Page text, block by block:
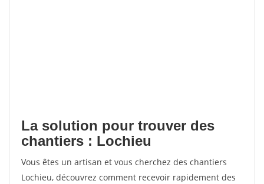
La solution pour trouver des
chantiers : Lochieu
Vous êtes un artisan et vous cherchez des chantiers
Lochieu, découvrez comment recevoir rapidement des